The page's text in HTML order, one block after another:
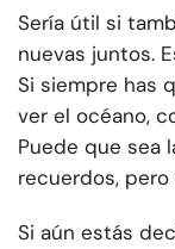
Sería útil si
nuevas juntos.
Si siempre has
ver el océano,
Puede que sea
recuerdos,
Si aún estás